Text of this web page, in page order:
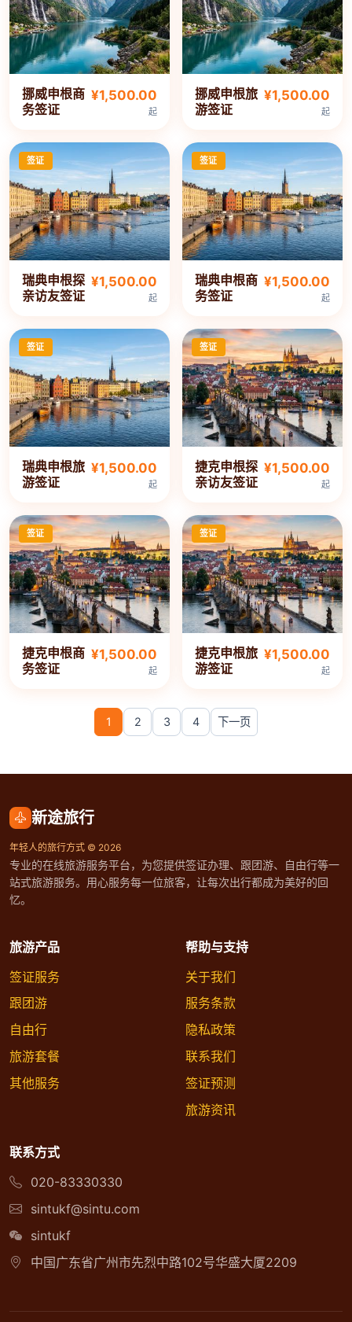
挪威申根商
务签证
¥1,500.00
起
挪威申根旅
游签证
¥1,500.00
起
签证
瑞典申根探
亲访友签证
¥1,500.00
起
签证
瑞典申根商
务签证
¥1,500.00
起
签证
瑞典申根旅
游签证
¥1,500.00
起
签证
捷克申根探
亲访友签证
¥1,500.00
起
签证
捷克申根商
务签证
¥1,500.00
起
签证
捷克申根旅
游签证
¥1,500.00
起
1 2 3 4 下一页
新途旅行
年轻人的旅行方式 © 2026
专业的在线旅游服务平台，为您提供签证办理、跟团游、自由行等一
站式旅游服务。用心服务每一位旅客，让每次出行都成为美好的回
忆。
旅游产品
签证服务
跟团游
自由行
旅游套餐
其他服务
帮助与支持
关于我们
服务条款
隐私政策
联系我们
签证预测
旅游资讯
联系方式
020-83330330
sintukf@sintu.com
sintukf
中国广东省广州市先烈中路102号华盛大厦2209